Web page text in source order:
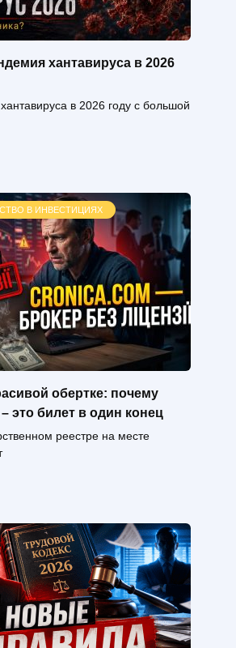
хантавируса в 2026
в 2026 году с большой
В ИНВЕСТИЦИЯХ
обертке: почему
это билет в один конец
реестре на месте